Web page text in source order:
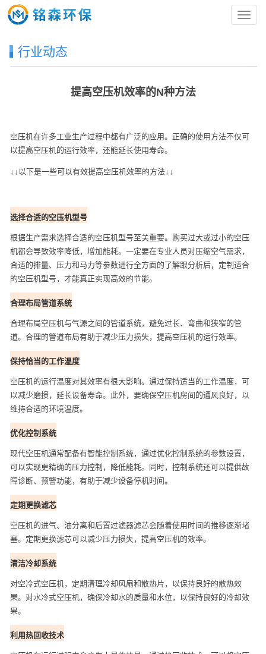
导
航
行业动态
提高空压机效率的N种方法
空压机在许多工业生产过程中都有广泛的应用。正确的使用方法不仅可
以提高空压机的运行效率，还能延长使用寿命。
↓↓以下是一些可以有效提高空压机效率的方法↓↓
选择合适的空压机型号
根据生产需求选择合适的空压机型号至关重要。购买过大或过小的空压
机都会导致效率降低，增加能耗。一定要在专业人员对压缩空气需求，
合适的排量、压力和马力等参数进行全方面的了解跟分析后，定制适合
的空压机型号，才能真正实现高效的节能。
合理布局管道系统
合理布局空压机与气源之间的管道系统，避免过长、弯曲和狭窄的管
道。合理的管道布局有助于减少压力损失，提高空压机的运行效率。
保持恰当的工作温度
空压机的运行温度对其效率有很大影响。通过保持适当的工作温度，可
以减少磨损，延长设备寿命。此外，要确保空压机房间的通风良好，以
维持合适的环境温度。
优化控制系统
现代空压机通常配备有智能控制系统，通过优化控制系统的参数设置，
可以实现更精确的压力控制，降低能耗。同时，控制系统还可以提供故
障诊断、预警功能，有助于减少设备停机时间。
定期更换滤芯
空压机的进气、油分离和后置过滤器滤芯会随着使用时间的推移逐渐堵
塞。定期更换滤芯可以减少压力损失，提高空压机的效率。
清洁冷却系统
对空冷式空压机，定期清理冷却风扇和散热片，以保持良好的散热效
果。对水冷式空压机，确保冷却水的质量和水位，以保持良好的冷却效
果。
利用热回收技术